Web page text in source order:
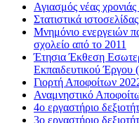
Αγιασμός νέας
Στατιστικά
Μνημόνιο ενεργειών
σχολείο από το 2011
Έτησια Έκθεση
Εκπαιδευτικού Έργου
Γιορτή Αποφοίτων
Αναμνηστικό
4ο εργαστήριο
3ο εργαστήριο